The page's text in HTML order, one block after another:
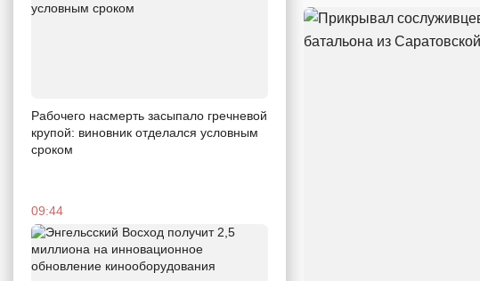
Рабочего насмерть засыпало гречневой
крупой: виновник отделался условным
сроком
09:44